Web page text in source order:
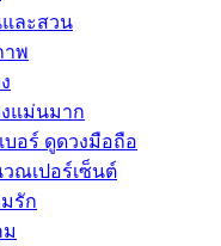
ละสวน
าพ
แม่นมาก
บอร์ ดูดวงมือถือ
ณเปอร์เซ็นต์
รัก